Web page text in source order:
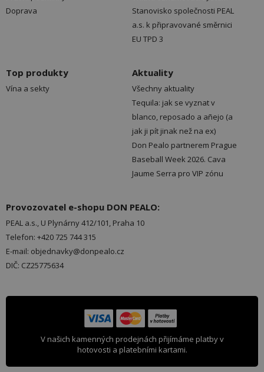
Doprava
Stanovisko společnosti PEAL
a.s. k připravované směrnici
EU TPD 3
Top produkty
Vína a sekty
Aktuality
Všechny aktuality
Tequila: jak se vyznat v
blanco, reposado a añejo (a
jak ji pít jinak než na ex)
Don Pealo partnerem Prague
Baseball Week 2026. Cava
Jaume Serra pro VIP zónu
Provozovatel e-shopu DON PEALO:
PEAL a.s., U Plynárny 412/101, Praha 10
Telefon: +420 725 744 315
E-mail: objednavky@donpealo.cz
DIČ: CZ25775634
V našich kamenných prodejnách přijímáme platby v
hotovosti a platebními kartami.